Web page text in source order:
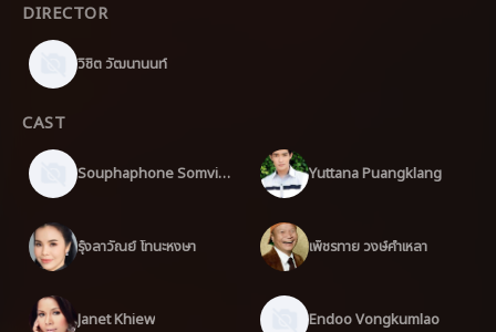
DIRECTOR
วิชิต วัฒนานนท์
CAST
Souphaphone Somvichith Yuttana Puangklang
รุ้งลาวัณย์ โทนะหงษา เพ็ชรทาย วงษ์คำเหลา
Janet Khiew Endoo Vongkumlao